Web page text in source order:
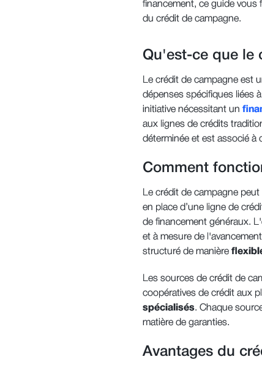
financement, ce guide vous
du crédit de campagne.
Qu'est-ce que le
Le crédit de campagne est
dépenses spécifiques liées
initiative nécessitant un
aux lignes de crédits
déterminée et est associé à
Comment
Le crédit de campagne
en place d’une ligne de
de financement généraux.
et à mesure de
structuré de manière
Les sources de crédit de
coopératives de crédit aux
spécialisés. Chaque
matière de garanties.
Avantages du